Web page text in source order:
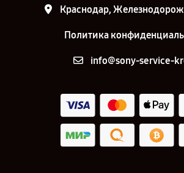
Краснодар,
Политика
info@sony-service-